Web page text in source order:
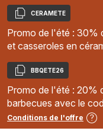
Copier
CERAMETE
Promo de l'été : 30%
et casseroles en
Copier
BBQETE26
Promo de l'été : 20%
barbecues avec le
Conditions de l'offre